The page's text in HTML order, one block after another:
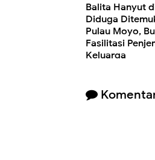
Balita Hanyut
Diduga
Pulau Moyo,
Fasilitasi
Keluarga